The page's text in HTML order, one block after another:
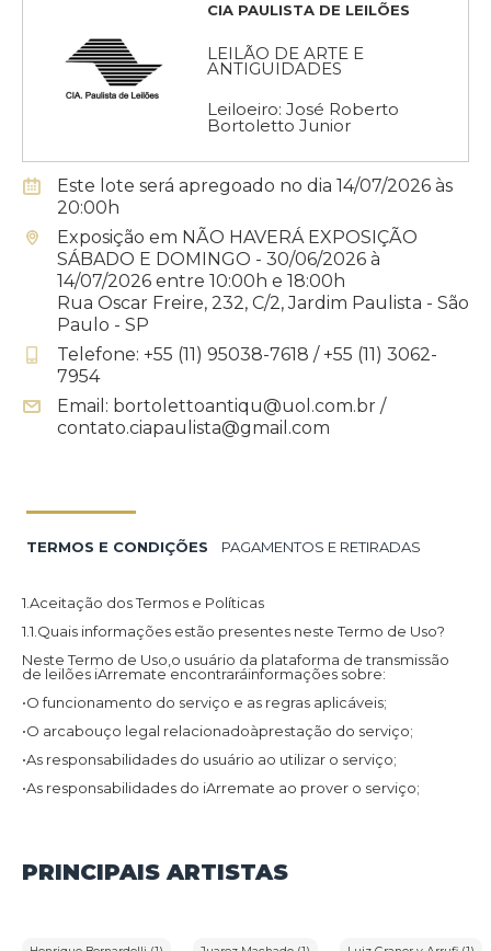
CIA PAULISTA DE LEILÕES
LEILÃO DE ARTE E
ANTIGUIDADES
Leiloeiro: José Roberto
Bortoletto Junior
Este lote será apregoado no dia 14/07/2026 às
20:00h
Exposição em NÃO HAVERÁ EXPOSIÇÃO
SÁBADO E DOMINGO - 30/06/2026 à
14/07/2026 entre 10:00h e 18:00h
Rua Oscar Freire, 232, C/2, Jardim Paulista - São
Paulo - SP
Telefone: +55 (11) 95038-7618 / +55 (11) 3062-
7954
Email: bortolettoantiqu@uol.com.br /
contato.ciapaulista@gmail.com
TERMOS E CONDIÇÕES PAGAMENTOS E RETIRADAS
1.Aceitação dos Termos e Políticas
1.1.Quais informações estão presentes neste Termo de Uso?
Neste Termo de Uso,o usuário da plataforma de transmissão
de leilões iArremate encontraráinformações sobre:
•O funcionamento do serviço e as regras aplicáveis;
•O arcabouço legal relacionadoàprestação do serviço;
•As responsabilidades do usuário ao utilizar o serviço;
•As responsabilidades do iArremate ao prover o serviço;
deste Termo de Uso tenham sido violadas.
são coletados,o compartilhamento de dados com terceiros e
PRINCIPAIS ARTISTAS